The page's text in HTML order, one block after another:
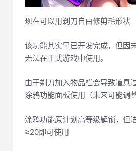
现在可以用剃刀自由修剪毛形状
该功能其实早已开发完成，但因
无法在正式游戏中使用。
由于剃刀加入物品栏会导致道具
涂鸦功能面板使用（未来可能调整
涂鸦功能原计划高等级解锁，但
≥20即可使用